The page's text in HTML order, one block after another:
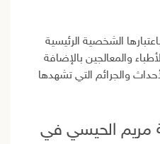
الشخصية الرئيسية
والمعالجين بالإضافة
والجرائم التي تشهدها
مريم الحيسي في